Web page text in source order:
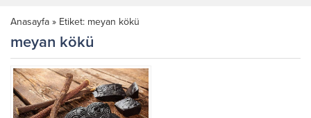
Anasayfa » Etiket: meyan kökü
meyan kökü